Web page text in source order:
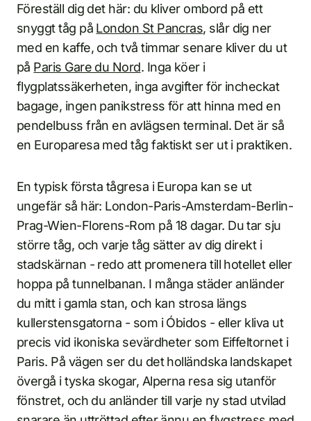
Föreställ dig det här: du kliver ombord på ett
snyggt tåg på London St Pancras, slår dig ner
med en kaffe, och två timmar senare kliver du ut
på Paris Gare du Nord. Inga köer i
flygplatssäkerheten, inga avgifter för incheckat
bagage, ingen panikstress för att hinna med en
pendelbuss från en avlägsen terminal. Det är så
en Europaresa med tåg faktiskt ser ut i praktiken.
En typisk första tågresa i Europa kan se ut
ungefär så här: London-Paris-Amsterdam-Berlin-
Prag-Wien-Florens-Rom på 18 dagar. Du tar sju
större tåg, och varje tåg sätter av dig direkt i
stadskärnan - redo att promenera till hotellet eller
hoppa på tunnelbanan. I många städer anländer
du mitt i gamla stan, och kan strosa längs
kullerstensgatorna - som i Óbidos - eller kliva ut
precis vid ikoniska sevärdheter som Eiffeltornet i
Paris. På vägen ser du det holländska landskapet
övergå i tyska skogar, Alperna resa sig utanför
fönstret, och du anländer till varje ny stad utvilad